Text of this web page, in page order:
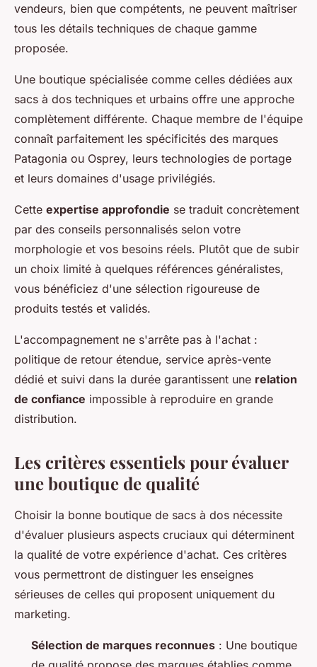
vendeurs, bien que compétents, ne peuvent maîtriser
tous les détails techniques de chaque gamme
proposée.
Une boutique spécialisée comme celles dédiées aux
sacs à dos techniques et urbains offre une approche
complètement différente. Chaque membre de l'équipe
connaît parfaitement les spécificités des marques
Patagonia ou Osprey, leurs technologies de portage
et leurs domaines d'usage privilégiés.
Cette expertise approfondie se traduit concrètement
par des conseils personnalisés selon votre
morphologie et vos besoins réels. Plutôt que de subir
un choix limité à quelques références généralistes,
vous bénéficiez d'une sélection rigoureuse de
produits testés et validés.
L'accompagnement ne s'arrête pas à l'achat :
politique de retour étendue, service après-vente
dédié et suivi dans la durée garantissent une relation
de confiance impossible à reproduire en grande
distribution.
Les critères essentiels pour évaluer
une boutique de qualité
Choisir la bonne boutique de sacs à dos nécessite
d'évaluer plusieurs aspects cruciaux qui déterminent
la qualité de votre expérience d'achat. Ces critères
vous permettront de distinguer les enseignes
sérieuses de celles qui proposent uniquement du
marketing.
Sélection de marques reconnues : Une boutique